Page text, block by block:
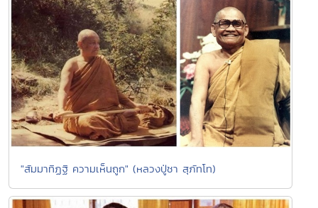
"สัมมาทิฏฐิ ความเห็นถูก" (หลวงปู่ชา สุภัทโท)